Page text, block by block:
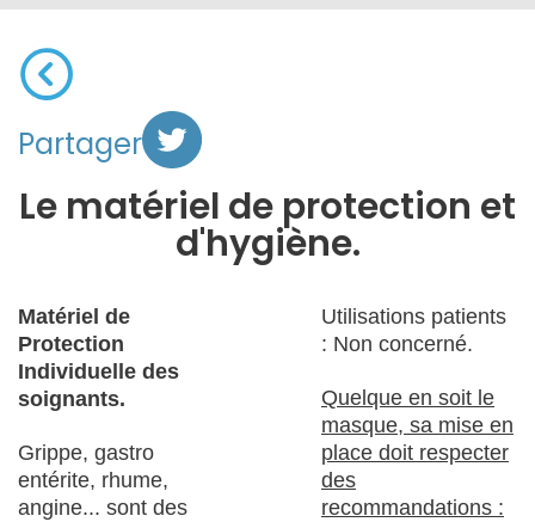
Partager
Le matériel de protection et
d'hygiène.
Matériel de
Protection
Individuelle des
soignants.
Grippe, gastro
entérite, rhume,
angine... sont des
Utilisations patients
: Non concerné.
Quelque en soit le
masque, sa mise en
place doit respecter
des
recommandations :